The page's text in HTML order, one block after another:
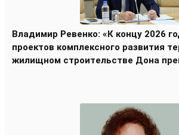
Владимир Ревенко: «К концу 2026
проектов комплексного развития
жилищном строительстве Дона